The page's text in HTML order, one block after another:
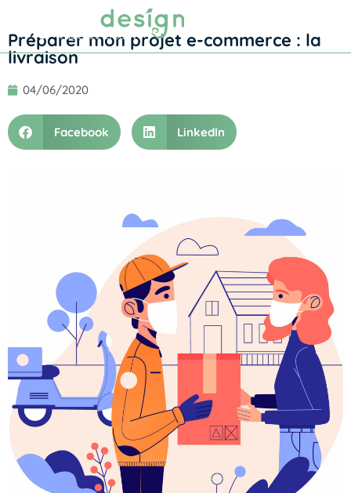
Préparer mon projet e-commerce : la
livraison
04/06/2020
Facebook LinkedIn